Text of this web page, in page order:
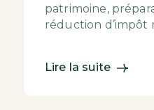
patrimoine,
réduction d’impôt
Lire la suite